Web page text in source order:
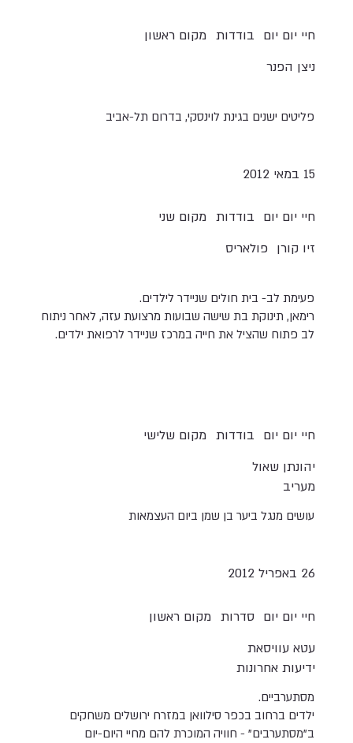
מקום ראשון בודדות חיי יום יום
ניצן הפנר
פליטים ישנים בגינת לוינסקי, בדרום תל-אביב
15 במאי 2012
מקום שני בודדות חיי יום יום
פולאריס זיו קורן
פעימת לב- בית חולים שניידר לילדים.
‎רימאן, תינוקת בת שישה שבועות מרצועת עזה, לאחר ניתוח
לב פתוח שהציל את חייה במרכז שניידר לרפואת ילדים.
מקום שלישי בודדות חיי יום יום
יהונתן שאול
מעריב
עושים מנגל ביער בן שמן ביום העצמאות
26 באפריל 2012
מקום ראשון סדרות חיי יום יום
עטא עוויסאת
ידיעות אחרונות
מסתערביים.
ילדים ברחוב בכפר סילוואן במזרח ירושלים משחקים
ב"מסתערבים" - חוויה המוכרת להם מחיי היום-יום